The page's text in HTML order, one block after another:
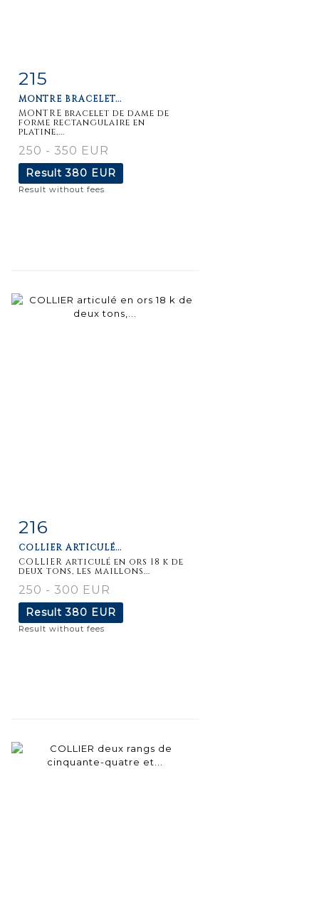
Item detail
215
MONTRE BRACELET...
MONTRE bracelet de dame de
forme rectangulaire en
platine,...
250 - 350 EUR
Result380 EUR
Result without fees
Item detail
216
COLLIER ARTICULÉ...
COLLIER articulé en ors 18 k de
deux tons, les maillons...
250 - 300 EUR
Result380 EUR
Result without fees